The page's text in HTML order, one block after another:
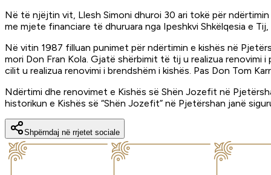
Në të njëjtin vit, Llesh Simoni dhuroi 30 ari tokë për
me mjete financiare të dhuruara nga Ipeshkvi Shkëlqesia e
Në vitin 1987 filluan punimet për ndërtimin e kishës në
mori Don Fran Kola. Gjatë shërbimit të tij u realizua
cilit u realizua renovimi i brendshëm i kishës. Pas Don Tom
Ndërtimi dhe renovimet e Kishës së Shën Jozefit në
historikun e Kishës së “Shën Jozefit” në Pjetërshan janë
Shpërndaj në rrjetet sociale